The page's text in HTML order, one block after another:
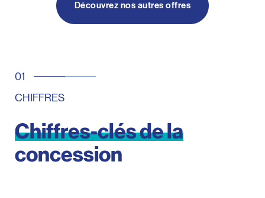
Découvrez nos autres offres
CHIFFRES
Chiffres-clésdela
concession